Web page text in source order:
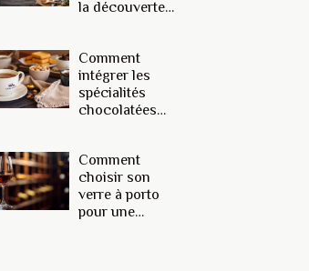
la découverte
Comment
intégrer les
spécialités
chocolatées
cadeaux
gourmands ?
Comment
choisir son
verre à porto
pour une